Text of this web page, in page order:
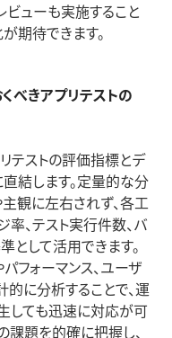
ビューも実施すること
期待できます。
べきアプリテストの
テストの評価指標とデ
結します。定量的な分
観に左右されず、各工
、テスト実行件数、バ
として活用できます。
フォーマンス、ユーザ
に分析することで、運
しても迅速に対応が可
課題を的確に把握し、